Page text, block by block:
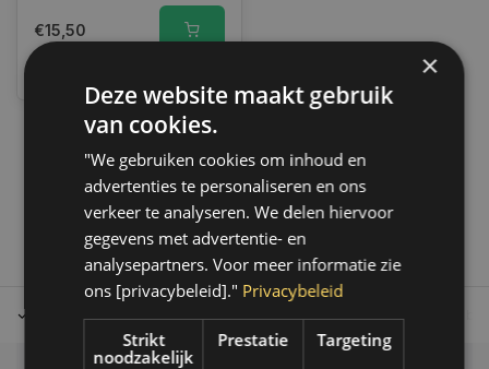
€15,50
1
Tot 30 dagen retour sturen. Op werkdagen voor 14.00 uur
×
Deze website maakt gebruik
van cookies.
"We gebruiken cookies om inhoud en
advertenties te personaliseren en ons
verkeer te analyseren. We delen hiervoor
gegevens met advertentie- en
analysepartners. Voor meer informatie zie
ons [privacybeleid]." Privacybeleid
Strikt
noodzakelijk
Prestatie Targeting